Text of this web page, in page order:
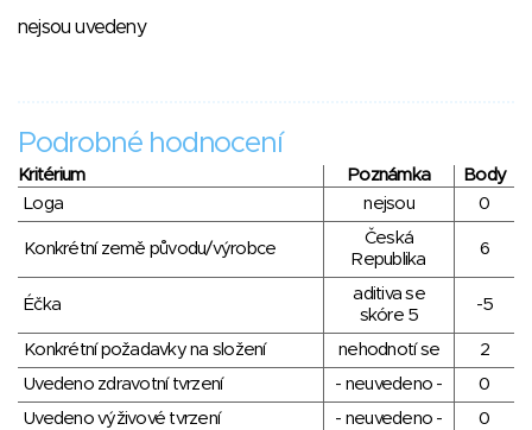
nejsou uvedeny
Podrobné hodnocení
Kritérium Poznámka
Body
Loga
nejsou 0
Konkrétní země původu/výrobce
Česká
Republika
6
Éčka
aditiva se
skóre 5
-5
Konkrétní požadavky na složení nehodnotí se
2
Uvedeno zdravotní tvrzení
- neuvedeno -
0
Uvedeno výživové tvrzení
- neuvedeno -
0